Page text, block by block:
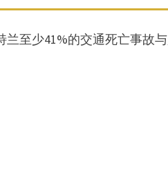
至少41%的交通死亡事故